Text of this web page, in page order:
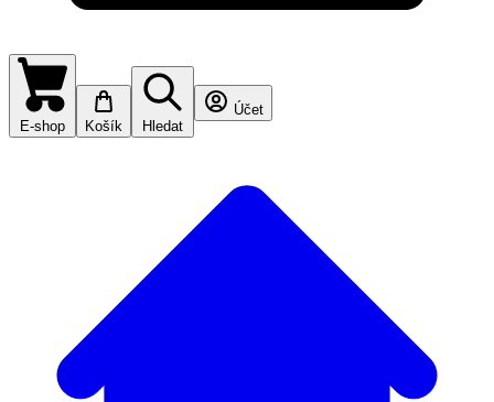
E-shop Košík Hledat
Účet